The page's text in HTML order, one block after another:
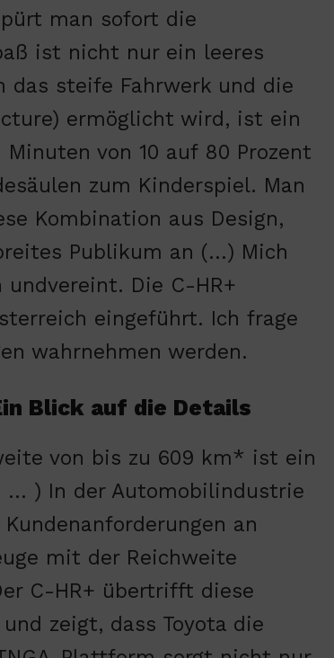
man sofort die
ist nicht nur ein leeres
das steife Fahrwerk und die
ermöglicht wird, ist ein
von 10 auf 80 Prozent
zum Kinderspiel. Man
Kombination aus Design,
Publikum an (…) Mich
Die C-HR+
eingeführt. Ich frage
wahrnehmen werden.
Blick auf die Details
von bis zu 609 km* ist ein
… ) In der Automobilindustrie
Kundenanforderungen an
mit der Reichweite
C-HR+ übertrifft diese
und zeigt, dass Toyota die